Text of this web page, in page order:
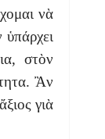
νὰ
στὸν
Ἂν
γιὰ